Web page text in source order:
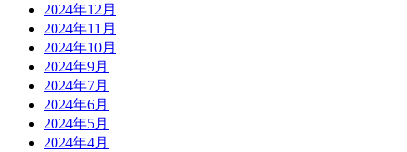
2024年12月
2024年11月
2024年10月
2024年9月
2024年7月
2024年6月
2024年5月
2024年4月